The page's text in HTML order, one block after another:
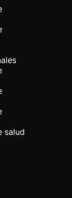
salud